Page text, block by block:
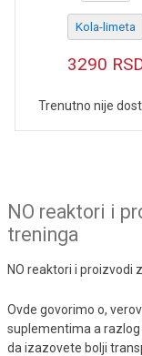
Kola-limeta
3290
Trenutno nije
NO reaktori i
treninga
NO reaktori i proizvodi
Ovde govorimo o,
suplementima a razlog
da izazovete bolji